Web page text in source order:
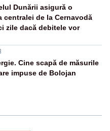
Dunării asigură o
centralei de la Cernavodă
zile dacă debitele vor
Cine scapă de măsurile
impuse de Bolojan